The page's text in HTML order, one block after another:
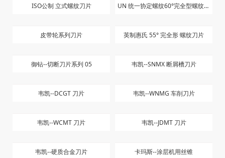
ISO公制 立式螺纹刀片 UN 统一协定螺纹60°完全型螺纹刀
皮带轮系列刀片
英制惠氏 55° 完全形 螺纹刀片
御钻--切断刀片系列 05 韦凯--SNMX 断屑槽刀片
韦凯--DCGT 刀片 韦凯--WNMG 车削刀片
韦凯--WCMT 刀片 韦凯--JDMT 刀片
韦凯--硬质合金刀片 卡玛斯--涂层机用丝锥